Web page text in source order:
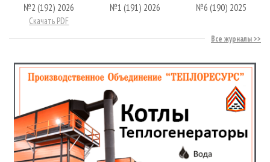
№2 (192) 2026
Скачать PDF
№1 (191) 2026 №6 (190) 2025
Все журналы